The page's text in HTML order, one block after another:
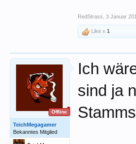
RedStrass 3 Januar
Like x 1
Offline
TeichMegagamer
Bekanntes Mitglied
Ich
sind ja